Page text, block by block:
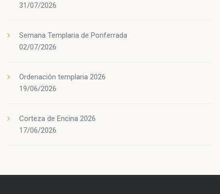
31/07/2026
Semana Templaria de Ponferrada
02/07/2026
Ordenación templaria 2026
19/06/2026
Corteza de Encina 2026
17/06/2026